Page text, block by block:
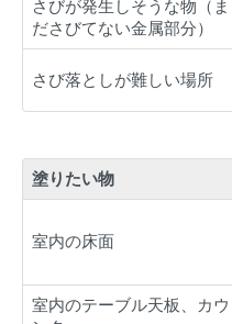
さびが発生しそうな物（ま
ださびてない金属部分）
さび落としが難しい場所
塗りたい物
室内の床面
室内のテーブル天板、カウ